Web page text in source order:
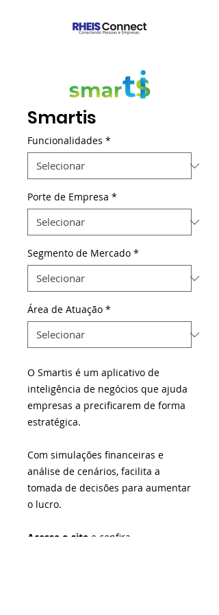
Smartis
Funcionalidades *
Porte de Empresa *
Segmento de Mercado *
Área de Atuação *
O Smartis é um aplicativo de
inteligência de negócios que ajuda
empresas a precificarem de forma
estratégica.
Com simulações financeiras e
análise de cenários, facilita a
tomada de decisões para aumentar
o lucro.
Acesse o site e confira.